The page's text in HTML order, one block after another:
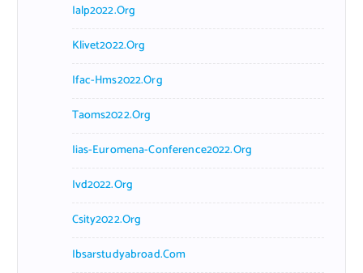
Ialp2022.org
Klivet2022.org
Ifac-Hms2022.org
Taoms2022.org
Iias-Euromena-Conference2022.org
Ivd2022.org
Csity2022.org
Ibsarstudyabroad.com